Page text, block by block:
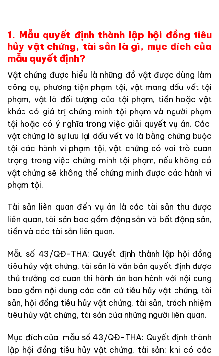
1. Mẫu quyết định thành lập hội đồng tiêu
hủy vật chứng, tài sản là gì, mục đích của
mẫu quyết định?
Vật chứng được hiểu là những đồ vật được dùng làm
công cụ, phương tiện phạm tội, vật mang dấu vết tội
phạm, vật là đối tượng của tội phạm, tiền hoặc vật
khác có giá trị chứng minh tội phạm và người phạm
tội hoặc có ý nghĩa trong việc giải quyết vụ án. Các
vật chứng là sự lưu lại dấu vết và là bằng chứng buộc
tội các hành vi phạm tội, vật chứng có vai trò quan
trọng trong việc chứng minh tội phạm, nếu không có
vật chứng sẽ không thể chứng minh được các hành vi
phạm tội.
Tài sản liên quan đến vụ án là các tài sản thu được
liên quan, tài sản bao gồm động sản và bất động sản,
tiền và các tài sản liên quan.
Mẫu số 43/QĐ-THA: Quyết định thành lập hội đồng
tiêu hủy vật chứng, tài sản là văn bản quyết định được
thủ trưởng cơ quan thi hành án ban hành với nội dung
bao gồm nội dung các căn cứ tiêu hủy vật chứng, tài
sản, hội đồng tiêu hủy vật chứng, tài sản, trách nhiệm
tiêu hủy vật chứng, tài sản của những người liên quan.
Mục đích của mẫu số 43/QĐ-THA: Quyết định thành
lập hội đồng tiêu hủy vật chứng, tài sản: khi có các